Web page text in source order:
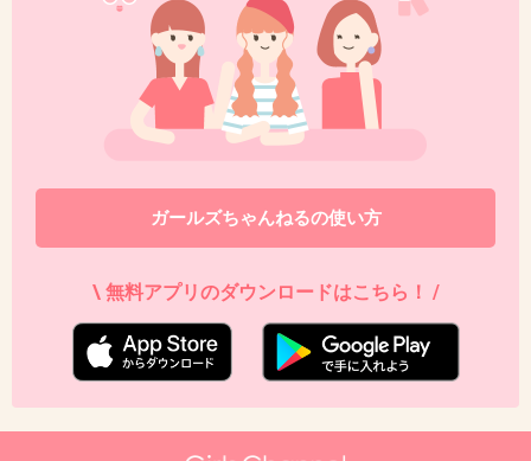
2013/08/01(木) 23:47:33
pip studioすごくカワイイです！
でも、カラフルでかわいすぎて食器に合う料理がなかなか
九谷焼にも茶碗祭りがあって、黄色・緑のいか
にも九谷！と言うものから洋にも使える和風の
シンプルモダンなものから幅広くあってかなり
オススメ☆普段用に一年に一回買い出し行きま
す！
ガールズちゃんねるの使い方
\ 無料アプリのダウンロードはこちら！ /